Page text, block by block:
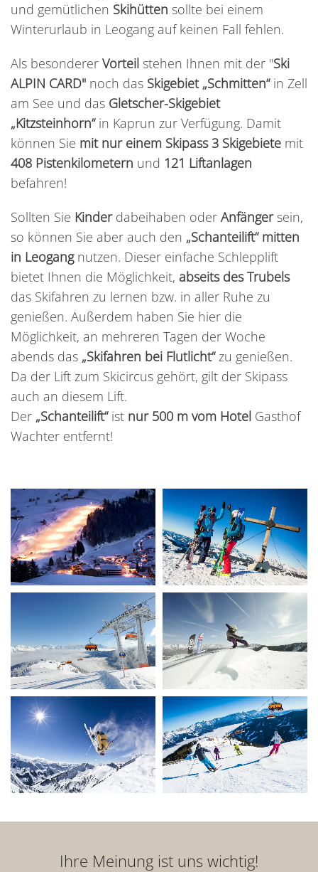
und gemütlichen Skihütten sollte bei einem
Winterurlaub in Leogang auf keinen Fall fehlen.
Als besonderer Vorteil stehen Ihnen mit der "Ski
ALPIN CARD" noch das Skigebiet „Schmitten“in Zell
am See und das Gletscher-Skigebiet
„Kitzsteinhorn“in Kaprun zur Verfügung. Damit
können Sie mit nur einem Skipass 3 Skigebiete mit
408 Pistenkilometern und 121 Liftanlagen
befahren!
Sollten Sie Kinderdabeihaben oder Anfängersein,
so können Sie aber auch den „Schanteilift“ mitten
in Leogangnutzen. Dieser einfache Schlepplift
bietet Ihnen die Möglichkeit, abseits des Trubels
das Skifahren zu lernen bzw. in aller Ruhe zu
genießen. Außerdem haben Sie hier die
Möglichkeit, an mehreren Tagen der Woche
abends das „Skifahren bei Flutlicht“zu genießen.
Da der Lift zum Skicircus gehört, gilt der Skipass
auch an diesem Lift.
Der „Schanteilift“ist nur 500 m vom Hotel Gasthof
Wachter entfernt!
Ihre Meinung ist uns wichtig!